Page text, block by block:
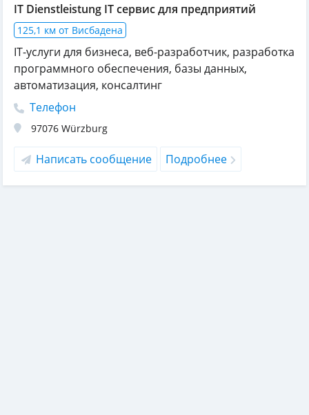
IT Dienstleistung IT сервис для предприятий
125,1 км от Висбадена
IT-услуги для бизнеса, веб-разработчик, разработка
программного обеспечения, базы данных,
автоматизация, консалтинг
Телефон
97076 Würzburg
Написать сообщение Подробнее